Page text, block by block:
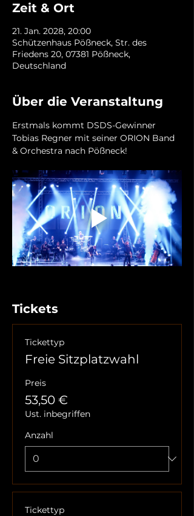
Zeit & Ort
21. Jan. 2028, 20:00
Schützenhaus Pößneck, Str. des
Friedens 20, 07381 Pößneck,
Deutschland
Über die Veranstaltung
Erstmals kommt DSDS-Gewinner
Tobias Regner mit seiner ORION Band
& Orchestra nach Pößneck!
Tickets
Tickettyp
Freie Sitzplatzwahl
Preis
53,50 €
Ust. inbegriffen
Anzahl
Tickettyp